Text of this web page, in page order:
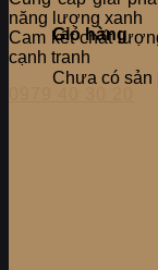
Giỏ hàng
Chưa có sản
năng lượng xanh
Cam kết chất
cạnh tranh